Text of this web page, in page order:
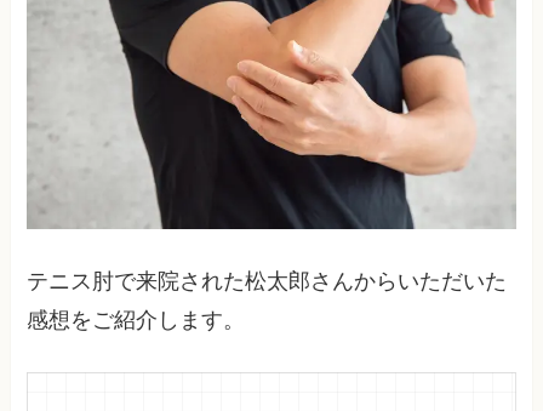
テニス肘で来院された松太郎さんからいただいた
感想をご紹介します。